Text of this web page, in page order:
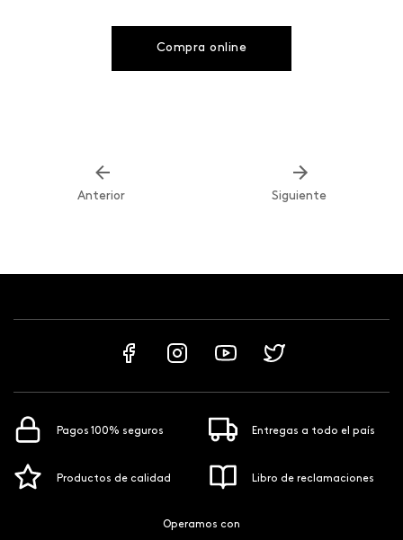
Compra online
Anterior Siguiente
Pagos 100% seguros Entregas a todo el país
Productos de calidad Libro de reclamaciones
Operamos con